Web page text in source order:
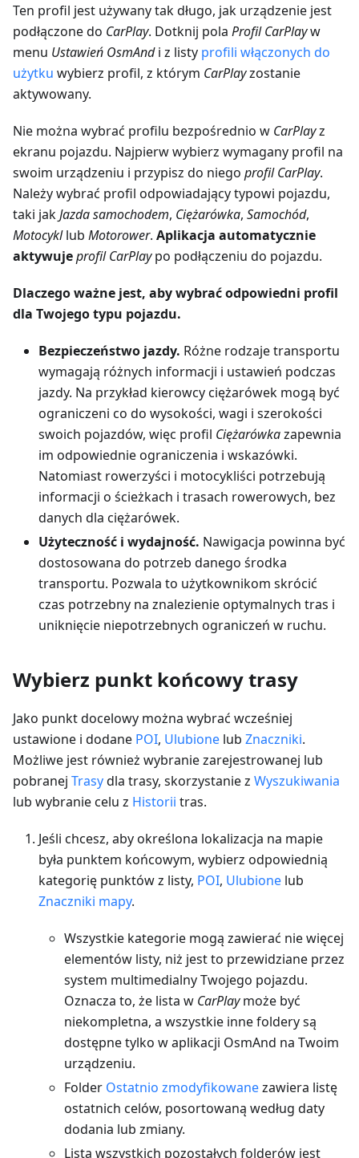
Ten profil jest używany tak długo, jak urządzenie jest
podłączone do CarPlay. Dotknij pola Profil CarPlayw
menu Ustawień OsmAndi z listy profili włączonych do
użytku wybierz profil, z którym CarPlayzostanie
aktywowany.
Nie można wybrać profilu bezpośrednio w CarPlayz
ekranu pojazdu. Najpierw wybierz wymagany profil na
swoim urządzeniu i przypisz do niego profil CarPlay.
Należy wybrać profil odpowiadający typowi pojazdu,
taki jakJazda samochodem, Ciężarówka, Samochód,
Motocykllub Motorower. Aplikacja automatycznie
aktywujeprofil CarPlaypo podłączeniu do pojazdu.
Dlaczego ważne jest, aby wybrać odpowiedni profil
dla Twojego typu pojazdu.
Bezpieczeństwo jazdy. Różne rodzaje transportu
wymagają różnych informacji i ustawień podczas
jazdy. Na przykład kierowcy ciężarówek mogą być
ograniczeni co do wysokości, wagi i szerokości
swoich pojazdów, więc profil Ciężarówkazapewnia
im odpowiednie ograniczenia i wskazówki.
Natomiast rowerzyści i motocykliści potrzebują
informacji o ścieżkach i trasach rowerowych, bez
danych dla ciężarówek.
Użyteczność i wydajność. Nawigacja powinna być
dostosowana do potrzeb danego środka
transportu. Pozwala to użytkownikom skrócić
czas potrzebny na znalezienie optymalnych tras i
uniknięcie niepotrzebnych ograniczeń w ruchu.
Wybierz punkt końcowy trasy
Jako punkt docelowy można wybrać wcześniej
ustawione i dodane POI, Ulubione lub Znaczniki.
Możliwe jest również wybranie zarejestrowanej lub
pobranej Trasydla trasy, skorzystanie z Wyszukiwania
lub wybranie celu z Historii tras.
Jeśli chcesz, aby określona lokalizacja na mapie
była punktem końcowym, wybierz odpowiednią
kategorię punktów z listy, POI, Ulubione lub
Znaczniki mapy.
Wszystkie kategorie mogą zawierać nie więcej
elementów listy, niż jest to przewidziane przez
system multimedialny Twojego pojazdu.
Oznacza to, że lista w CarPlaymoże być
niekompletna, a wszystkie inne foldery są
dostępne tylko w aplikacji OsmAnd na Twoim
urządzeniu.
Folder Ostatnio zmodyfikowanezawiera listę
ostatnich celów, posortowaną według daty
dodania lub zmiany.
Lista wszystkich pozostałych folderów jest